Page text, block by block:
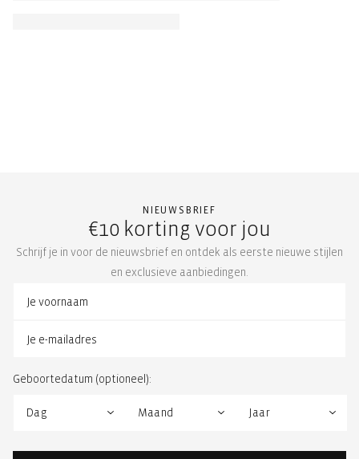
NIEUWSBRIEF
€10 korting voor jou
Schrijf je in voor de nieuwsbrief en ontdek als eerste nieuwe stijlen
en exclusieve aanbiedingen.
Geboortedatum (optioneel):